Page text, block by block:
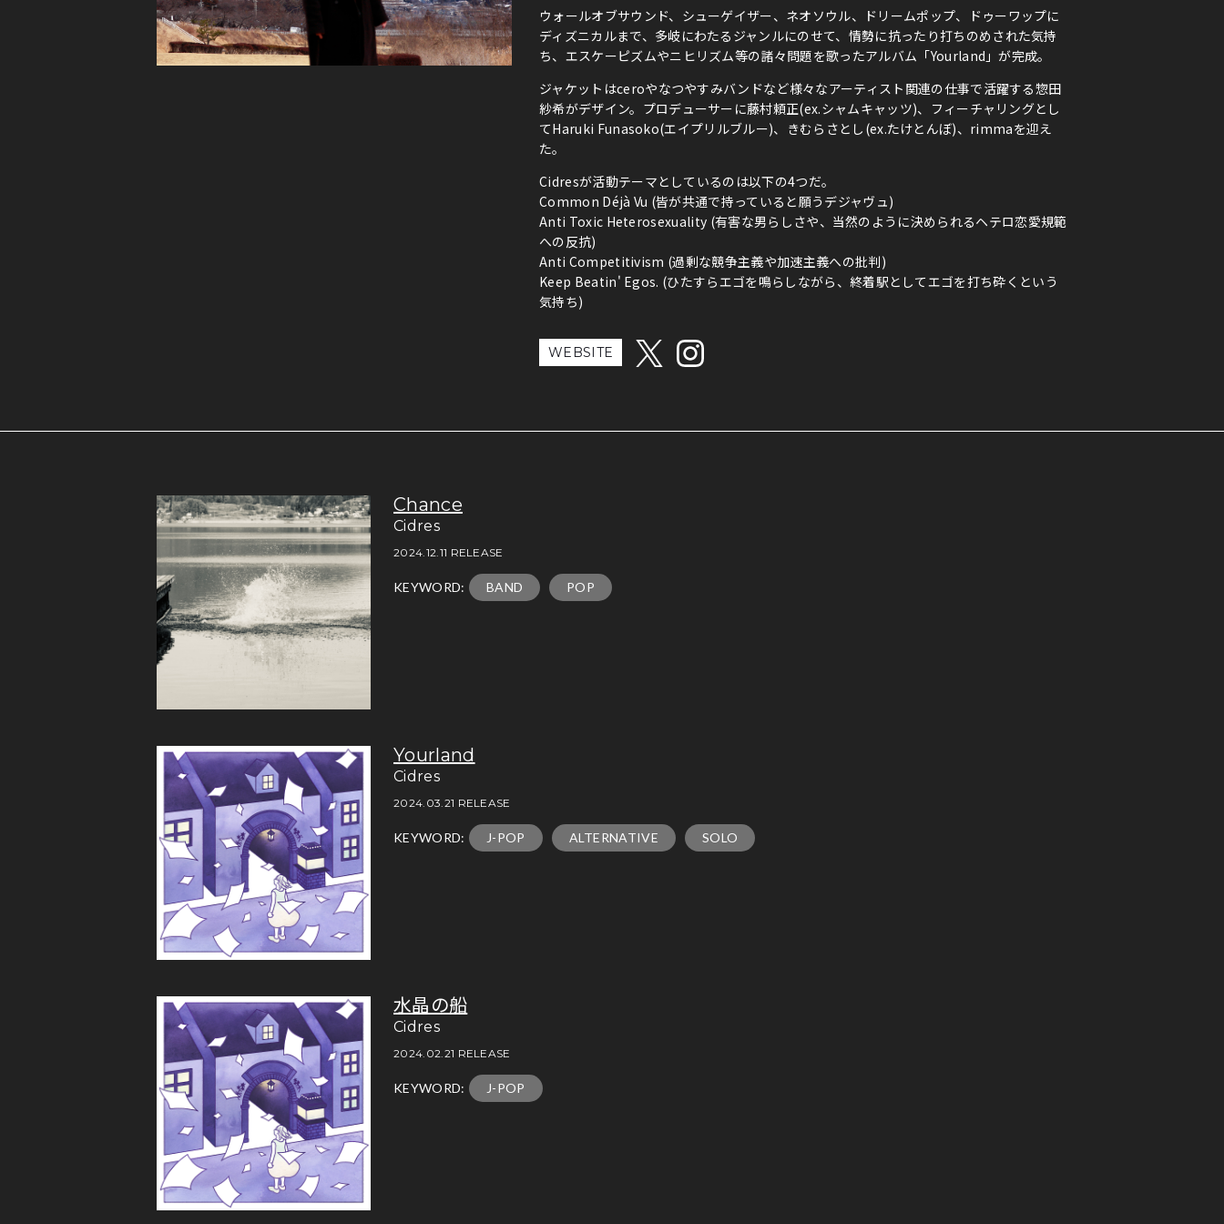
ウォールオブサウンド、シューゲイザー、ネオソウル、ドリームポップ、ドゥーワップに
ディズニカルまで、多岐にわたるジャンルにのせて、情勢に抗ったり打ちのめされた気持
ち、エスケーピズムやニヒリズム等の諸々問題を歌ったアルバム「Yourland」が完成。
ジャケットはceroやなつやすみバンドなど様々なアーティスト関連の仕事で活躍する惣田
紗希がデザイン。プロデューサーに藤村頼正(ex.シャムキャッツ)、フィーチャリングとし
てHaruki Funasoko(エイプリルブルー)、きむらさとし(ex.たけとんぼ)、rimmaを迎え
た。
Cidresが活動テーマとしているのは以下の4つだ。
Common Déjà Vu (皆が共通で持っていると願うデジャヴュ)
Anti Toxic Heterosexuality (有害な男らしさや、当然のように決められるヘテロ恋愛規範
への反抗)
Anti Competitivism (過剰な競争主義や加速主義への批判)
Keep Beatin' Egos. (ひたすらエゴを鳴らしながら、終着駅としてエゴを打ち砕くという
気持ち)
WEBSITE
Chance
Cidres
2024.12.11 RELEASE
KEYWORD: BAND POP
Yourland
Cidres
2024.03.21 RELEASE
KEYWORD: J-POP ALTERNATIVE SOLO
水晶の船
Cidres
2024.02.21 RELEASE
KEYWORD: J-POP